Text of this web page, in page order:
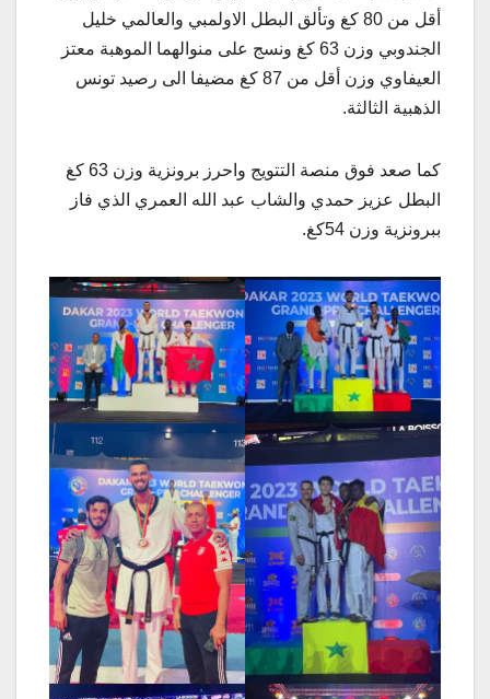
أقل من 80 كغ وتألق البطل الاولمبي والعالمي خليل
الجندوبي وزن 63 كغ ونسج على منوالهما الموهبة معتز
العيفاوي وزن أقل من 87 كغ مضيفا الى رصيد تونس
الذهبية الثالثة.
كما صعد فوق منصة التتويج واحرز برونزية وزن 63 كغ
البطل عزيز حمدي والشاب عبد الله العمري الذي فاز
ببرونزية وزن 54كغ.